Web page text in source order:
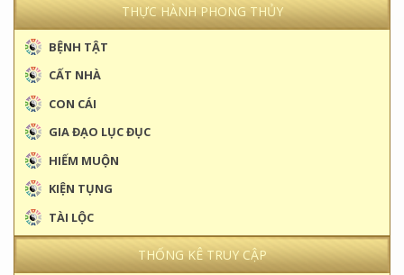
THỰC HÀNH PHONG THỦY
BỆNH TẬT
CẤT NHÀ
CON CÁI
GIA ĐẠO LỤC ĐỤC
HIẾM MUỘN
KIỆN TỤNG
TÀI LỘC
THỐNG KÊ TRUY CẬP